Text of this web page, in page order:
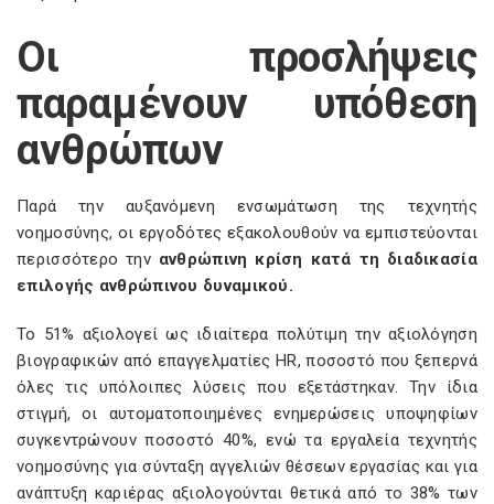
Οι προσλήψεις
παραμένουν υπόθεση
ανθρώπων
Παρά την αυξανόμενη ενσωμάτωση της τεχνητής
νοημοσύνης, οι εργοδότες εξακολουθούν να εμπιστεύονται
περισσότερο την ανθρώπινη κρίση κατά τη διαδικασία
επιλογής ανθρώπινου δυναμικού.
Το 51% αξιολογεί ως ιδιαίτερα πολύτιμη την αξιολόγηση
βιογραφικών από επαγγελματίες HR, ποσοστό που ξεπερνά
όλες τις υπόλοιπες λύσεις που εξετάστηκαν. Την ίδια
στιγμή, οι αυτοματοποιημένες ενημερώσεις υποψηφίων
συγκεντρώνουν ποσοστό 40%, ενώ τα εργαλεία τεχνητής
νοημοσύνης για σύνταξη αγγελιών θέσεων εργασίας και για
ανάπτυξη καριέρας αξιολογούνται θετικά από το 38% των